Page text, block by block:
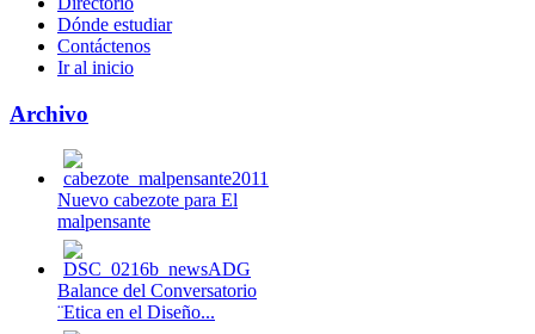
Dónde estudiar
Contáctenos
Ir al inicio
Archivo
Nuevo cabezote para El
malpensante
Balance del Conversatorio
¨Etica en el Diseño...